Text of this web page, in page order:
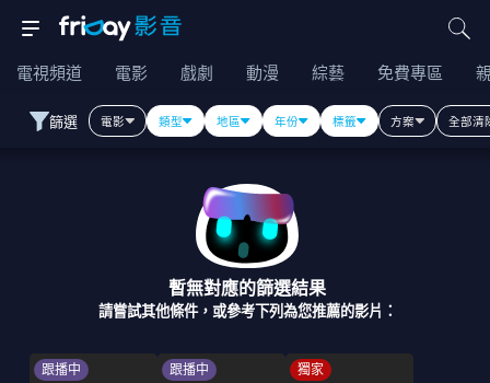
電視頻道 電影 戲劇 動漫 綜藝 免費專區
篩選 電影 類型 地區 年份 標籤 方案 全部清
暫無對應的篩選結果
請嘗試其他條件，或參考下列為您推薦的影片：
跟播中 跟播中 獨家